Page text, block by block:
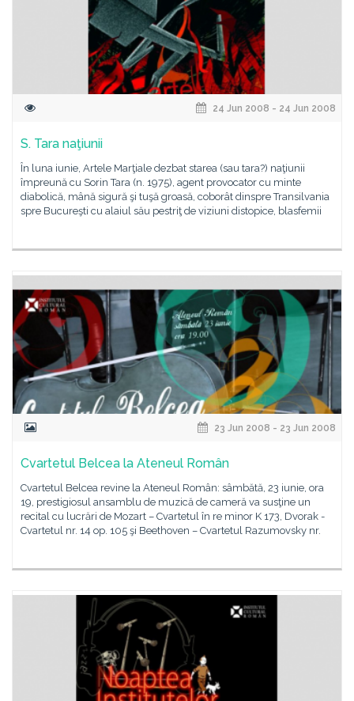
24 Jun 2008 - 24 Jun 2008
S. Tara naţiunii
În luna iunie, Artele Marţiale dezbat starea (sau tara?) naţiunii
împreună cu Sorin Tara (n. 1975), agent provocator cu minte
diabolică, mână sigură şi tuşă groasă, coborât dinspre Transilvania
spre Bucureşti cu alaiul său pestriţ de viziuni distopice, blasfemii
23 Jun 2008 - 23 Jun 2008
Cvartetul Belcea la Ateneul Român
Cvartetul Belcea revine la Ateneul Român: sâmbătă, 23 iunie, ora
19, prestigiosul ansamblu de muzică de cameră va susţine un
recital cu lucrări de Mozart – Cvartetul în re minor K 173, Dvorak -
Cvartetul nr. 14 op. 105 şi Beethoven – Cvartetul Razumovsky nr.